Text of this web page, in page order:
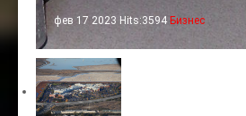
фев 17 2023 Hits:3594 Бизнес